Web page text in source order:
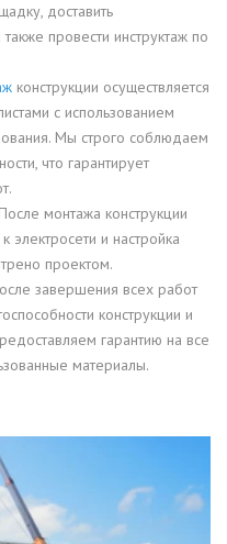
доставить
провести инструктаж по
конструкции осуществляется
с использованием
Мы строго соблюдаем
что гарантирует
После монтажа конструкции
электросети и настройка
проектом.
завершения всех работ
конструкции и
гарантию на все
материалы.